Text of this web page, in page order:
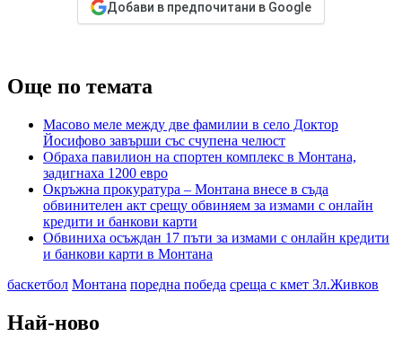
Добави в предпочитани в Google
Още по темата
Масово меле между две фамилии в село Доктор
Йосифово завърши със счупена челюст
Обраха павилион на спортен комплекс в Монтана,
задигнаха 1200 евро
Окръжна прокуратура – Монтана внесе в съда
обвинителен акт срещу обвиняем за измами с онлайн
кредити и банкови карти
Обвиниха осъждан 17 пъти за измами с онлайн кредити
и банкови карти в Монтана
баскетбол Монтана поредна победа среща с кмет Зл.Живков
Най-ново